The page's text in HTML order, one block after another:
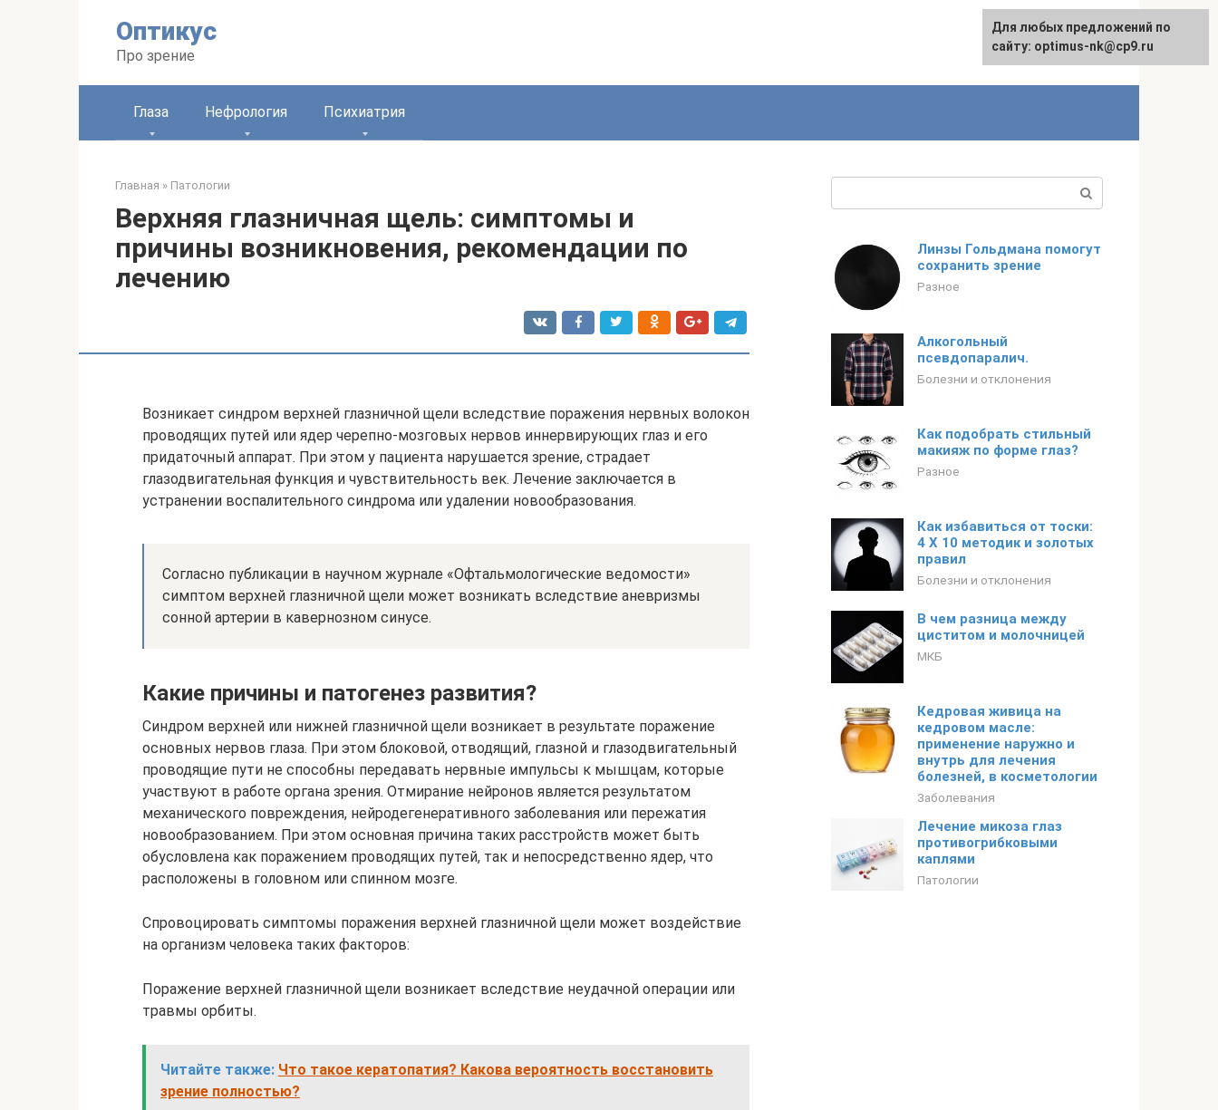
Оптикус
Про зрение
English
Глаза Нефрология Психиатрия
Главная » Патологии
Верхняя глазничная щель: симптомы и
причины возникновения, рекомендации по
лечению
Возникает синдром верхней глазничной щели вследствие поражения нервных волокон
проводящих путей или ядер черепно-мозговых нервов иннервирующих глаз и его
придаточный аппарат. При этом у пациента нарушается зрение, страдает
глазодвигательная функция и чувствительность век. Лечение заключается в
устранении воспалительного синдрома или удалении новообразования.
Согласно публикации в научном журнале «Офтальмологические ведомости»
симптом верхней глазничной щели может возникать вследствие аневризмы
сонной артерии в кавернозном синусе.
Какие причины и патогенез развития?
Синдром верхней или нижней глазничной щели возникает в результате поражение
основных нервов глаза. При этом блоковой, отводящий, глазной и глазодвигательный
проводящие пути не способны передавать нервные импульсы к мышцам, которые
участвуют в работе органа зрения. Отмирание нейронов является результатом
механического повреждения, нейродегенеративного заболевания или пережатия
новообразованием. При этом основная причина таких расстройств может быть
обусловлена как поражением проводящих путей, так и непосредственно ядер, что
расположены в головном или спинном мозге.
Спровоцировать симптомы поражения верхней глазничной щели может воздействие
на организм человека таких факторов:
Поражение верхней глазничной щели возникает вследствие неудачной операции или
травмы орбиты.
Читайте также: Что такое кератопатия? Какова вероятность восстановить
зрение полностью?
Линзы Гольдмана помогут
сохранить зрение
Разное
Алкогольный
псевдопаралич.
Болезни и отклонения
Как подобрать стильный
макияж по форме глаз?
Разное
Как избавиться от тоски:
4 Х 10 методик и золотых
правил
Болезни и отклонения
В чем разница между
циститом и молочницей
МКБ
Кедровая живица на
кедровом масле:
применение наружно и
внутрь для лечения
болезней, в косметологии
Заболевания
Лечение микоза глаз
противогрибковыми
каплями
Патологии
Для любых предложений по
сайту: optimus-nk@cp9.ru